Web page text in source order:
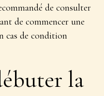
de consulter
de commencer une
cas de condition
la